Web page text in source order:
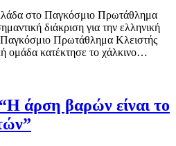
στο Παγκόσμιο Πρωτάθλημα
διάκριση για την ελληνική
Πρωτάθλημα Κλειστής
ομάδα κατέκτησε το χάλκινο…
άρση βαρών είναι το